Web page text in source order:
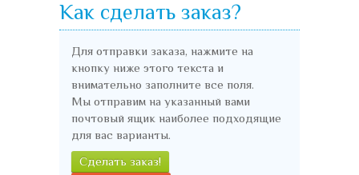
Как сделать заказ?
Для отправки заказа, нажмите на
кнопку ниже этого текста и
внимательно заполните все поля.
Мы отправим на указанный вами
почтовый ящик наиболее подходящие
для вас варианты.
Сделать заказ!